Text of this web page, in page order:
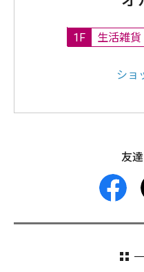
1F 生活雑貨
ショ
友